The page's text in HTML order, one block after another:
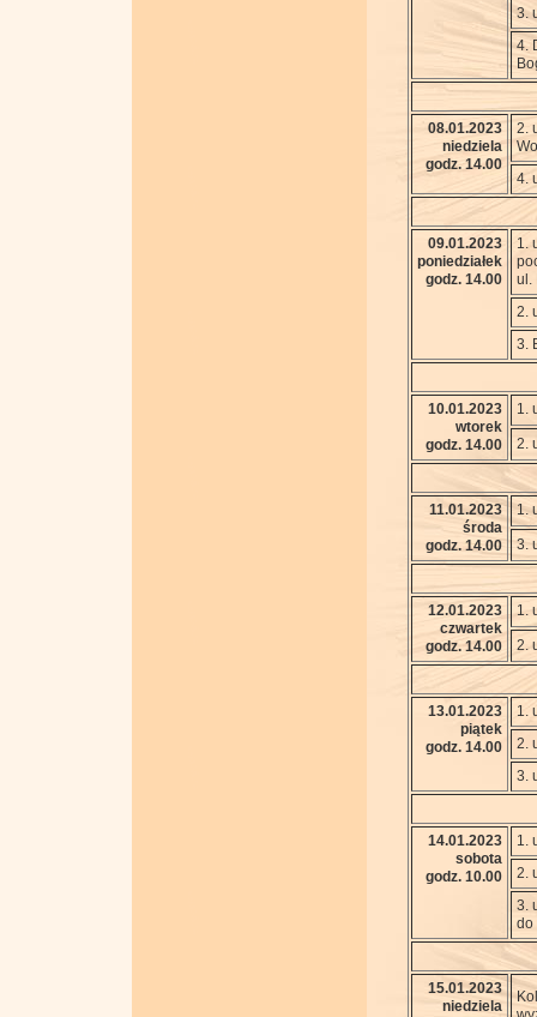
3.
4.
08.01.2023
niedziela
godz. 14.00
2.
4.
09.01.2023
poniedziałek
godz. 14.00
1.
ul.
2.
3.
10.01.2023
wtorek
godz. 14.00
1.
2.
11.01.2023
środa
godz. 14.00
1.
3.
12.01.2023
czwartek
godz. 14.00
1.
2.
13.01.2023
piątek
godz. 14.00
1.
2.
3.
14.01.2023
sobota
godz. 10.00
1.
2.
3.
do
15.01.2023
niedziela